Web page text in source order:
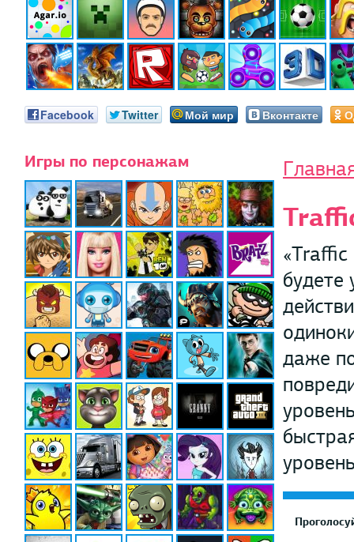
Facebook Twitter Мой мир Вконтакте
Игры по персонажам
«Traffic
будете
даже